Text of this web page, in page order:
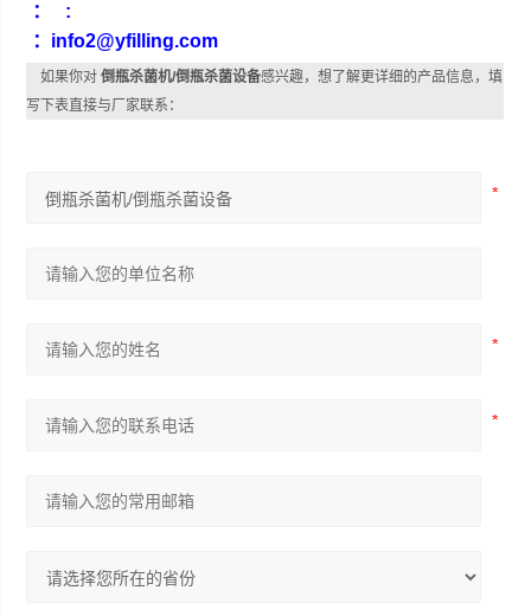
： :
：info2@yfilling.com
如果你对倒瓶杀菌机/倒瓶杀菌设备感兴趣，想了解更详细的产品信息，填
写下表直接与厂家联系：